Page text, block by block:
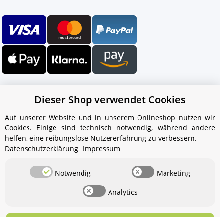
Ihr WhatsApp-Kontakt zum
Service Team
von Aquintos-Wasseraufbereitung
Hallo und herzlich willkommen
Wasseraufbereitung Wie darf ich
Dieser Shop verwendet Cookies
Auf unserer Website und in unserem Onlineshop nutzen wir
Cookies. Einige sind technisch notwendig, während andere
helfen, eine reibungslose Nutzererfahrung zu verbessern.
Datenschutzerklärung Impressum
Notwendig Marketing
Analytics